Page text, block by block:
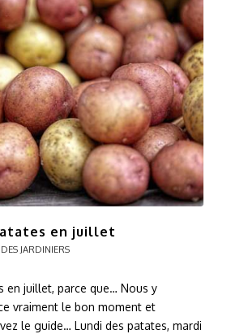
en juillet
JARDINIERS
en juillet, parce que… Nous y
vraiment le bon moment et
le guide… Lundi des patates, mardi